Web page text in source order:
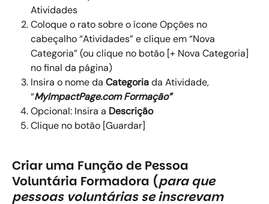
Atividades
Coloque o rato sobre o ícone Opções no
cabeçalho “Atividades” e clique em “Nova
Categoria” (ou clique no botão [+ Nova Categoria]
no final da página)
Insira o nome da Categoria da Atividade,
“MyImpactPage.com Formação”
Opcional: Insira a Descrição
Clique no botão [Guardar]
Criar uma Função de Pessoa
Voluntária Formadora (para que
pessoas voluntárias se inscrevam